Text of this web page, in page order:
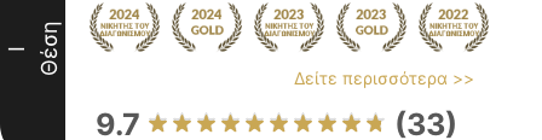
I Θέση
Δείτε περισσότερα >>
9.7 (33)